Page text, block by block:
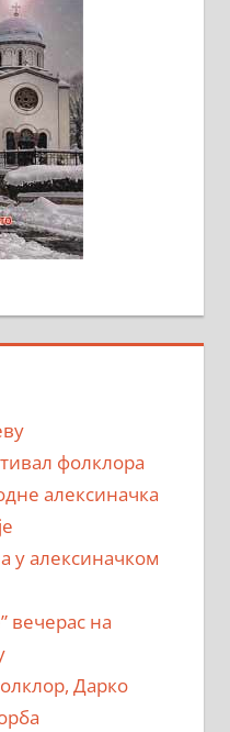
фолклора
алексиначка
у алексиначком
вечерас на
Дарко